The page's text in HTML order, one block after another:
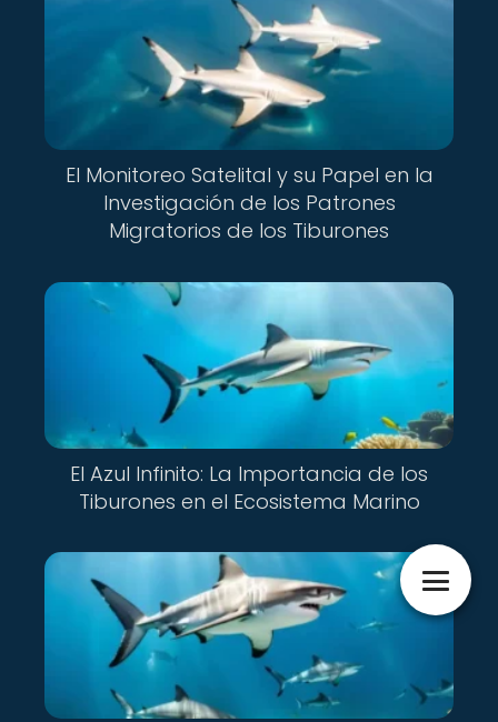
El Monitoreo Satelital y su Papel en la
Investigación de los Patrones
Migratorios de los Tiburones
El Azul Infinito: La Importancia de los
Tiburones en el Ecosistema Marino